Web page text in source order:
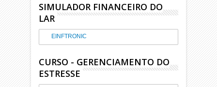
SIMULADOR FINANCEIRO DO
LAR
EINFTRONIC
CURSO - GERENCIAMENTO DO
ESTRESSE